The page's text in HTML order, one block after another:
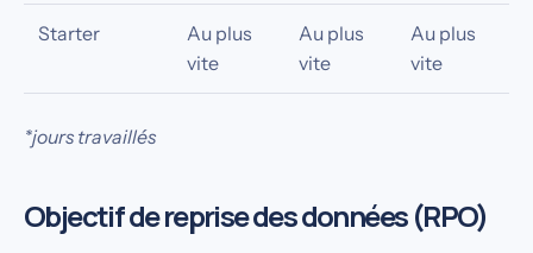
Starter
Au plus
vite
Au plus
vite
Au plus
vite
*jours travaillés
Objectif de reprise des données (RPO)